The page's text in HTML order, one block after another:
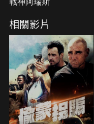
相關影片